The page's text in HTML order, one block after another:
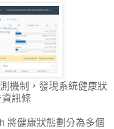
機制，發現系統健康狀
訊條
將健康狀態劃分為多個